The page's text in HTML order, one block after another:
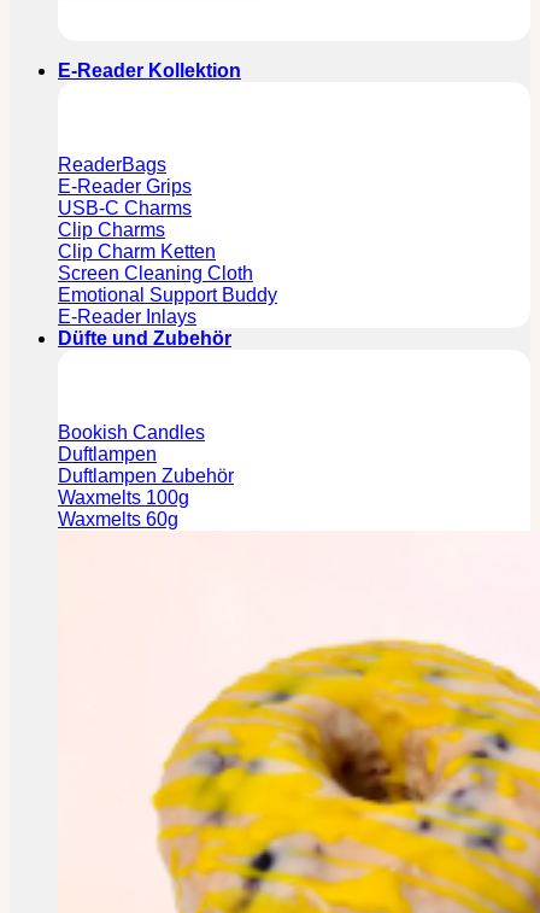
E-Reader Kollektion
ReaderBags
E-Reader Grips
USB-C Charms
Clip Charms
Clip Charm Ketten
Screen Cleaning Cloth
Emotional Support Buddy
E-Reader Inlays
Düfte und Zubehör
Bookish Candles
Duftlampen
Duftlampen Zubehör
Waxmelts 100g
Waxmelts 60g